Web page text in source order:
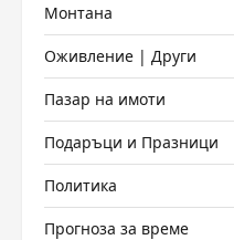
Монтана
Оживление | Други
Пазар на имоти
Подаръци и Празници
Политика
Прогноза за време